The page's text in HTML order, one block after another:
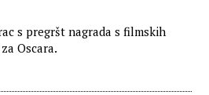
s pregršt nagrada s filmskih
Oscara.